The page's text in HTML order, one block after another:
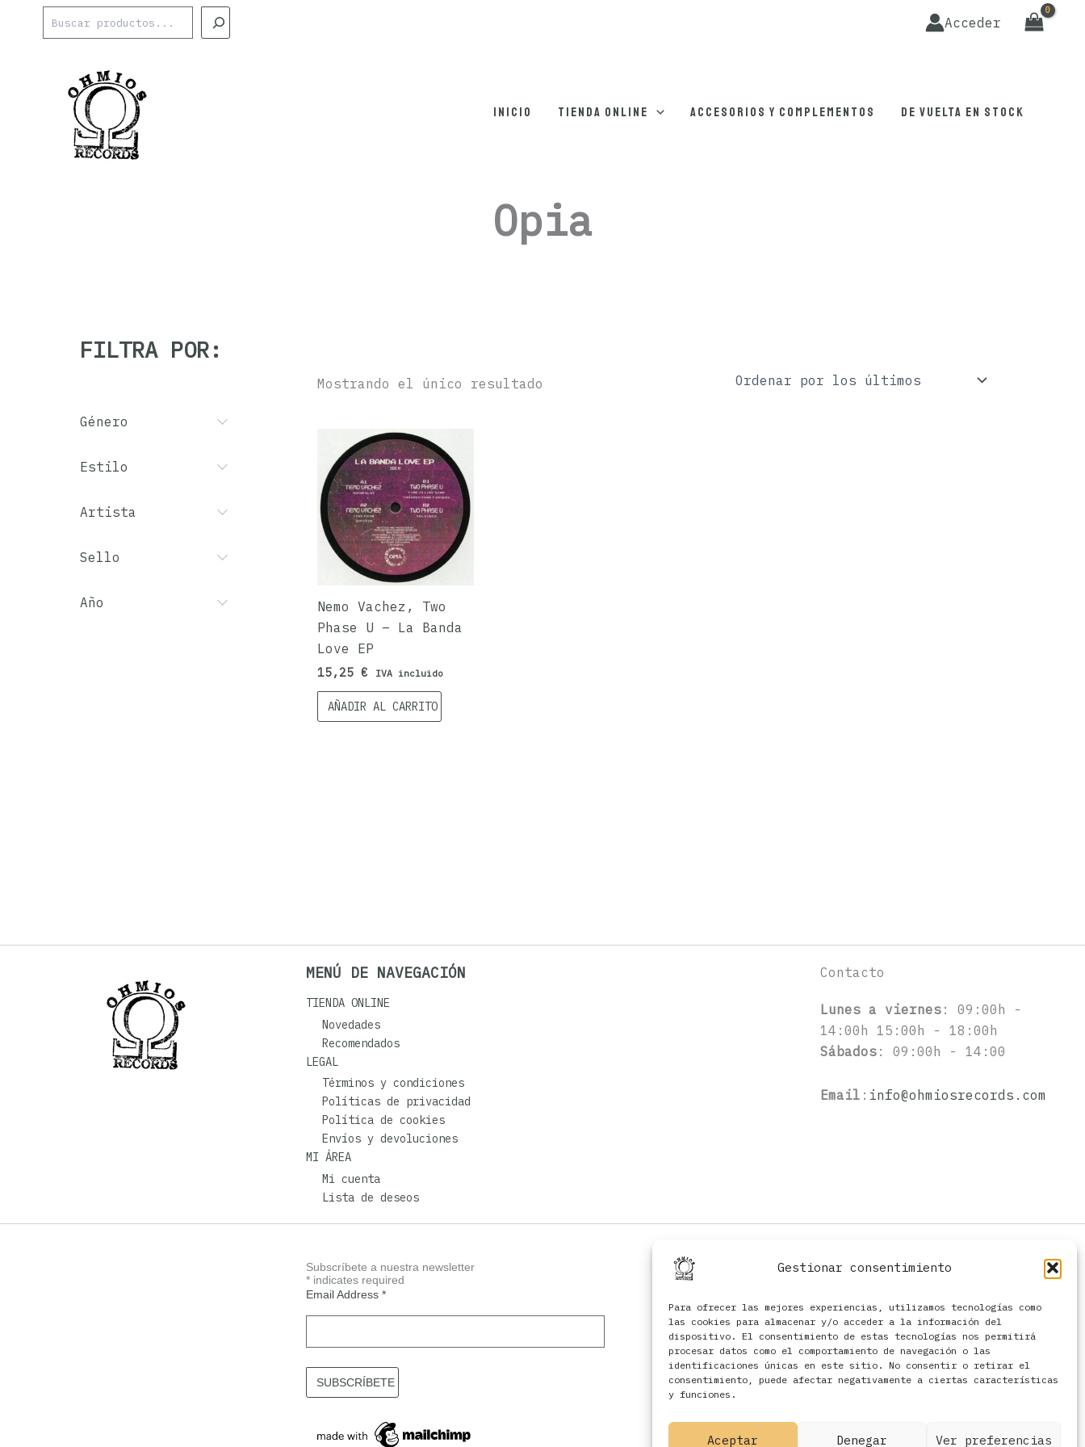
Gestionar consentimiento
Para ofrecer las mejores experiencias, utilizamos tecnologías como
las cookies para almacenar y/o acceder a la información del
dispositivo. El consentimiento de estas tecnologías nos permitirá
procesar datos como el comportamiento de navegación o las
identificaciones únicas en este sitio. No consentir o retirar el
consentimiento, puede afectar negativamente a ciertas características
y funciones.
Aceptar Denegar Ver preferencias
Acceder
Inicio Tienda online Accesorios y complementos De vuelta en stock
Opia
FILTRA POR:
Género
Estilo
Artista
Sello
Año
Mostrando el único resultado
Nemo Vachez, Two
Phase U – La Banda
Love EP
15,25€ IVA incluido
AÑADIR AL CARRITO
MENÚ DE NAVEGACIÓN
TIENDA ONLINE
Novedades
Recomendados
LEGAL
Términos y condiciones
Políticas de privacidad
Política de cookies
Envíos y devoluciones
MI ÁREA
Mi cuenta
Lista de deseos
Contacto
Lunes a viernes: 09:00h -
14:00h 15:00h - 18:00h
Sábados: 09:00h - 14:00
Email : info@ohmiosrecords.com
Subscríbete a nuestra newsletter
*indicates required
Email Address *